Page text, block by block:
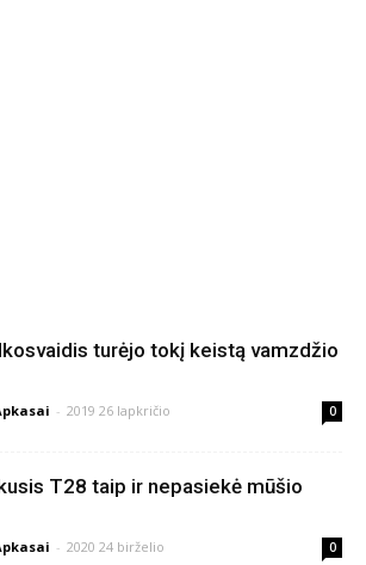
turėjo tokį keistą vamzdžio
- 2019 26 lapkričio 0
T28 taip ir nepasiekė mūšio
- 2020 24 birželio 0